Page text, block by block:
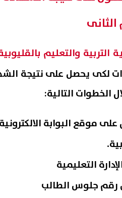
التربية والتعليم
لكى يحصل على نتيجة
الخطوات التالية:
موقع البوابة
.
التعليمية
رقم جلوس الطالب